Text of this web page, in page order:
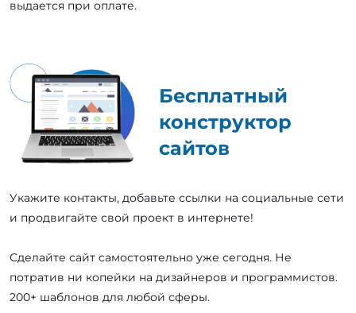
выдается при оплате.
Бесплатный
конструктор
сайтов
Укажите контакты, добавьте ссылки на социальные сети
и продвигайте свой проект в интернете!
Сделайте сайт самостоятельно уже сегодня. Не
потратив ни копейки на дизайнеров и программистов.
200+ шаблонов для любой сферы.